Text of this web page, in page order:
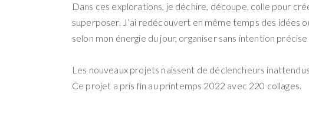
Dans ces explorations, je déchire, découpe, colle pour
superposer. J’ai redécouvert en même temps des idées
selon mon énergie du jour, organiser sans intention
Les nouveaux projets naissent de déclencheurs
Ce projet a pris fin au printemps 2022 avec 220 collages.